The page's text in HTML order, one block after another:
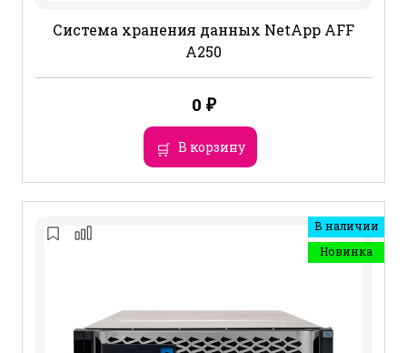
Система хранения данных NetApp AFF
A250
0 ₽
В корзину
В наличии
Новинка